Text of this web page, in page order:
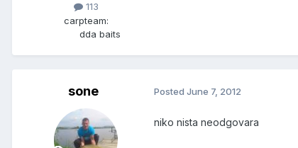
113
carpteam:
dda baits
sone Posted June 7, 2012
niko nista neodgovara